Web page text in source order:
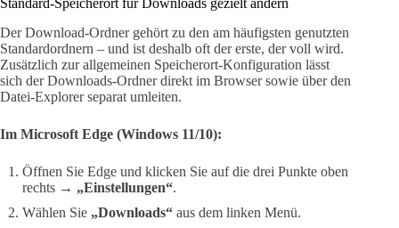
Standard-Speicherort für Downloads gezielt ändern
Der Download-Ordner gehört zu den am häufigsten genutzten
Standardordnern – und ist deshalb oft der erste, der voll wird.
Zusätzlich zur allgemeinen Speicherort-Konfiguration lässt
sich der Downloads-Ordner direkt im Browser sowie über den
Datei-Explorer separat umleiten.
Im Microsoft Edge (Windows 11/10):
Öffnen Sie Edge und klicken Sie auf die drei Punkte oben
rechts → „Einstellungen“.
Wählen Sie „Downloads“ aus dem linken Menü.